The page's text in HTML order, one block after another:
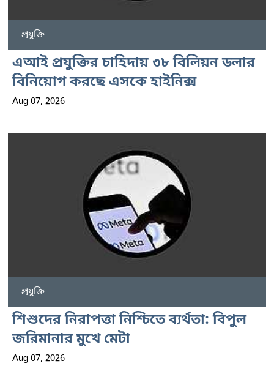
প্রযুক্তি
এআই প্রযুক্তির চাহিদায় ৩৮ বিলিয়ন ডলার
বিনিয়োগ করছে এসকে হাইনিক্স
Aug 07, 2026
প্রযুক্তি
শিশুদের নিরাপত্তা নিশ্চিতে ব্যর্থতা: বিপুল
জরিমানার মুখে মেটা
Aug 07, 2026